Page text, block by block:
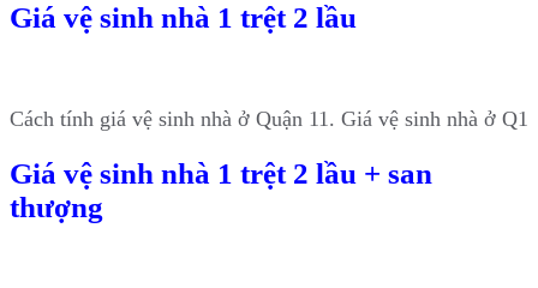
Giá vệ sinh nhà 1 trệt 2 lầu
Cách tính giá vệ sinh nhà ở Quận 11. Giá vệ sinh nhà ở
Giá vệ sinh nhà 1 trệt 2 lầu + san
thượng